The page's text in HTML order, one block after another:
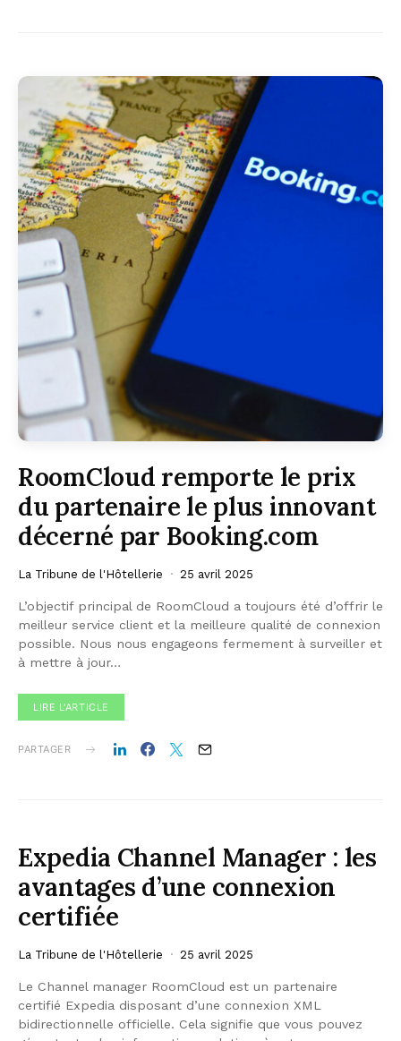
RoomCloud remporte le prix
du partenaire le plus innovant
décerné par Booking.com
La Tribune de l'Hôtellerie 25 avril 2025
L’objectif principal de RoomCloud a toujours été d’offrir le
meilleur service client et la meilleure qualité de connexion
possible. Nous nous engageons fermement à surveiller et
à mettre à jour…
LIRE L'ARTICLE
PARTAGER
Expedia Channel Manager : les
avantages d’une connexion
certifiée
La Tribune de l'Hôtellerie 25 avril 2025
Le Channel manager RoomCloud est un partenaire
certifié Expedia disposant d’une connexion XML
bidirectionnelle officielle. Cela signifie que vous pouvez